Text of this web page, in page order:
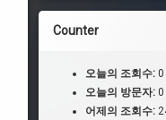
Counter
오늘의 조회수: 0
오늘의 방문자: 0
어제의 조회수: